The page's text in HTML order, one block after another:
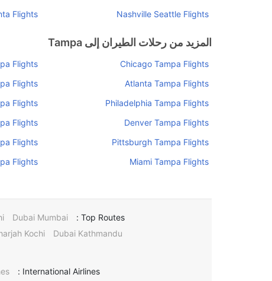
Nashville Seattle Flights
Flights
المزيد من رحلات الطيران إلى Tampa
Chicago Tampa Flights
Flights
Atlanta Tampa Flights
Flights
Philadelphia Tampa Flights
Flights
Denver Tampa Flights
Flights
Pittsburgh Tampa Flights
Flights
Miami Tampa Flights
Flights
Top Routes :
Dubai Mumbai
Dubai Kathmandu
Kochi
International Airlines :